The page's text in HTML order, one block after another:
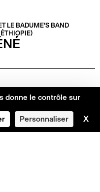
LE BADUME’S BAND
donne le contrôle sur
Personnaliser X